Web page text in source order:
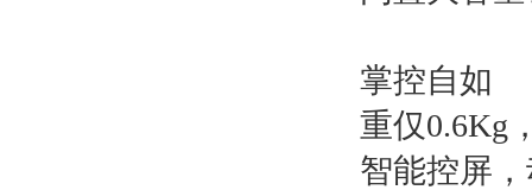
掌控自如
重仅0.6Kg
智能控屏